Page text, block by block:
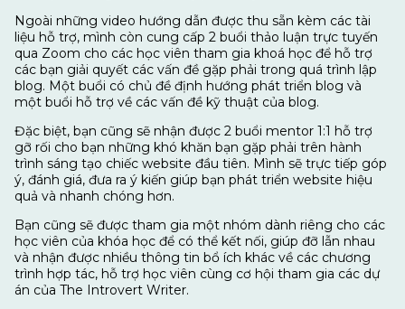
Ngoài những video hướng dẫn được thu sẵn kèm các tài
liệu hỗ trợ, mình còn cung cấp 2 buổi thảo luận trực tuyến
qua Zoom cho các học viên tham gia khoá học để hỗ trợ
các bạn giải quyết các vấn đề gặp phải trong quá trình lập
blog. Một buổi có chủ đề định hướng phát triển blog và
một buổi hỗ trợ về các vấn đề kỹ thuật của blog.
Đặc biệt, bạn cũng sẽ nhận được 2 buổi mentor 1:1 hỗ trợ
gỡ rối cho bạn những khó khăn bạn gặp phải trên hành
trình sáng tạo chiếc website đầu tiên. Mình sẽ trực tiếp góp
ý, đánh giá, đưa ra ý kiến giúp bạn phát triển website hiệu
quả và nhanh chóng hơn.
Bạn cũng sẽ được tham gia một nhóm dành riêng cho các
học viên của khóa học để có thể kết nối, giúp đỡ lẫn nhau
và nhận được nhiều thông tin bổ ích khác về các chương
trình hợp tác, hỗ trợ học viên cùng cơ hội tham gia các dự
án của The Introvert Writer.